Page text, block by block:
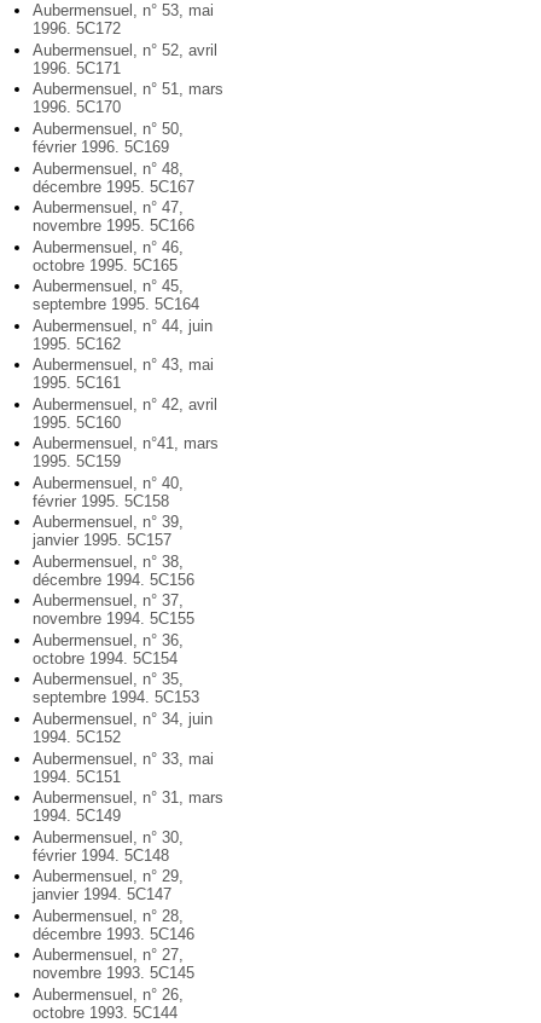
Aubermensuel, n° 53, mai
1996. 5C172
Aubermensuel, n° 52, avril
1996. 5C171
Aubermensuel, n° 51, mars
1996. 5C170
Aubermensuel, n° 50,
février 1996. 5C169
Aubermensuel, n° 48,
décembre 1995. 5C167
Aubermensuel, n° 47,
novembre 1995. 5C166
Aubermensuel, n° 46,
octobre 1995. 5C165
Aubermensuel, n° 45,
septembre 1995. 5C164
Aubermensuel, n° 44, juin
1995. 5C162
Aubermensuel, n° 43, mai
1995. 5C161
Aubermensuel, n° 42, avril
1995. 5C160
Aubermensuel, n°41, mars
1995. 5C159
Aubermensuel, n° 40,
février 1995. 5C158
Aubermensuel, n° 39,
janvier 1995. 5C157
Aubermensuel, n° 38,
décembre 1994. 5C156
Aubermensuel, n° 37,
novembre 1994. 5C155
Aubermensuel, n° 36,
octobre 1994. 5C154
Aubermensuel, n° 35,
septembre 1994. 5C153
Aubermensuel, n° 34, juin
1994. 5C152
Aubermensuel, n° 33, mai
1994. 5C151
Aubermensuel, n° 31, mars
1994. 5C149
Aubermensuel, n° 30,
février 1994. 5C148
Aubermensuel, n° 29,
janvier 1994. 5C147
Aubermensuel, n° 28,
décembre 1993. 5C146
Aubermensuel, n° 27,
novembre 1993. 5C145
Aubermensuel, n° 26,
octobre 1993. 5C144